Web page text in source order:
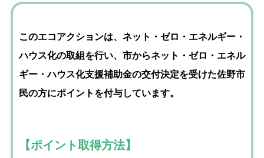
このエコアクションは、ネット・ゼロ・エネルギー・
ハウス化の取組を行い、市からネット・ゼロ・エネル
ギー・ハウス化支援補助金の交付決定を受けた佐野市
民の方にポイントを付与しています。
【ポイント取得方法】